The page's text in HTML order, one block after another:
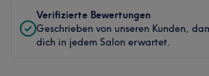
Verifizierte Bewertungen
Geschrieben von unseren Kunden,
dich in jedem Salon erwartet.